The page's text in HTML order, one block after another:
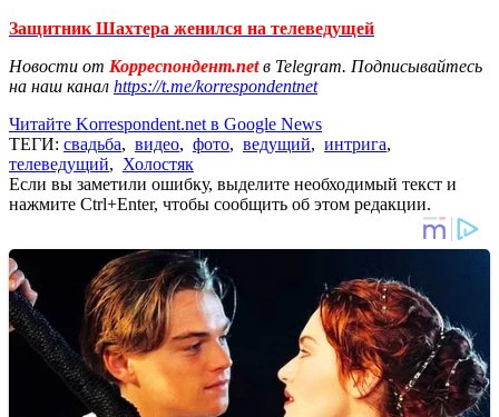
Защитник Шахтера женился на телеведущей
Новости от Корреспондент.netв Telegram. Подписывайтесь
на наш канал https://t.me/korrespondentnet
Читайте Korrespondent.net в Google News
ТЕГИ: свадьба, видео, фото, ведущий, интрига,
телеведущий, Холостяк
Если вы заметили ошибку, выделите необходимый текст и
нажмите Ctrl+Enter, чтобы сообщить об этом редакции.